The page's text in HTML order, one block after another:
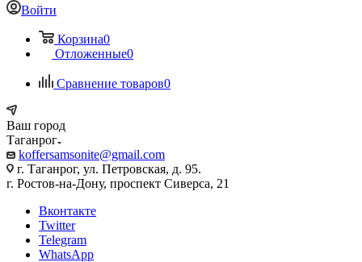
Войти
Корзина0
Отложенные0
Сравнение товаров0
Ваш город
Таганрог
koffersamsonite@gmail.com
г. Таганрог, ул. Петровская, д. 95.
г. Ростов-на-Дону, проспект Сиверса, 21
Вконтакте
Twitter
Telegram
WhatsApp